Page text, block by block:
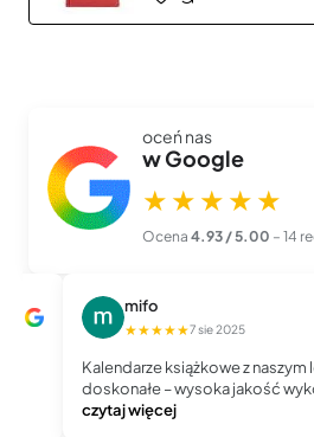
oceń nas
w Google
★★★★★
Ocena 4.93 / 5.00 – 14
mifo
★★★★★7 sie 2025
Kalendarze książkowe z naszym
doskonałe – wysoka jakość
czytaj więcej